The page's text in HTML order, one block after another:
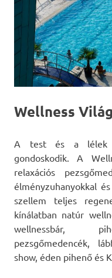
Wellness Világ
A test és a lélek
gondoskodik. A
relaxációs
élményzuhanyokkal
szellem teljes
kínálatban natúr
wellnessbár,
pezsgőmedencék,
show, éden pihenő és